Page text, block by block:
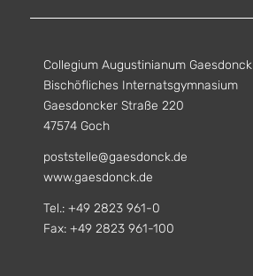
Collegium Augustinianum Gaesdonck
Bischöfliches Internatsgymnasium
Gaesdoncker Straße 220
47574 Goch
poststelle@gaesdonck.de
www.gaesdonck.de
Tel.: +49 2823 961-0
Fax: +49 2823 961-100